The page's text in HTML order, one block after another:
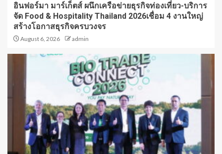
อินฟอร์มา มาร์เก็ตส์ ผนึกเครือข่ายธุรกิจท่องเที่ยว-บริการ
จัด Food & Hospitality Thailand 2026เชื่อม 4 งานใหญ่
สร้างโอกาสธุรกิจครบวงจร
August 6, 2026 admin